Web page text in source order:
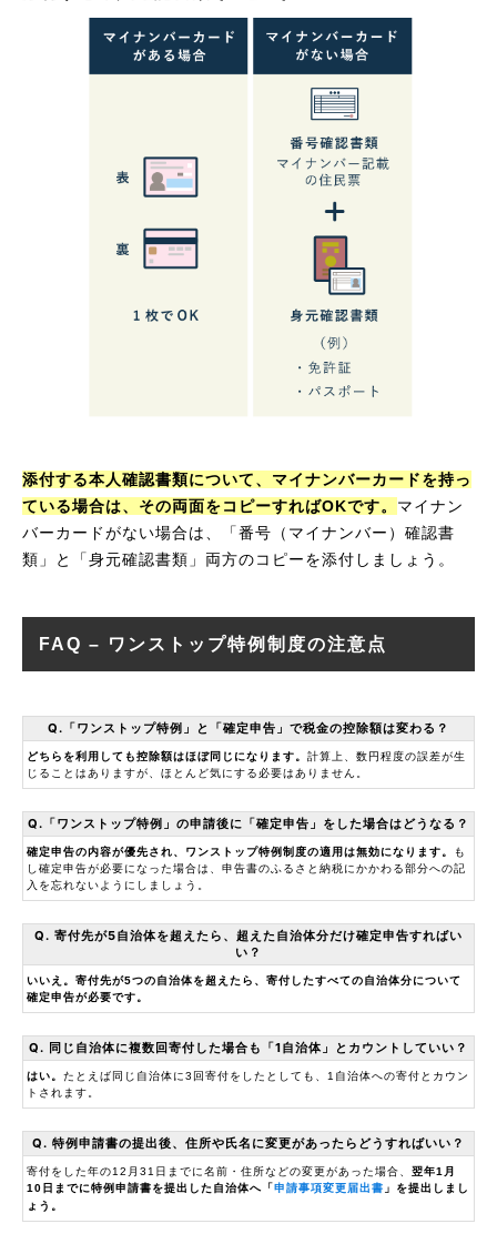
添付する本人確認書類について、マイナンバーカードを持っ
ている場合は、その両面をコピーすればOKです。 マイナン
バーカードがない場合は、「番号（マイナンバー）確認書
類」と「身元確認書類」両方のコピーを添付しましょう。
FAQ – ワンストップ特例制度の注意点
Q.「ワンストップ特例」と「確定申告」で税金の控除額は変わる？
どちらを利用しても控除額はほぼ同じになります。 計算上、数円程度の誤差が生
じることはありますが、ほとんど気にする必要はありません。
Q.「ワンストップ特例」の申請後に「確定申告」をした場合はどうなる？
確定申告の内容が優先され、ワンストップ特例制度の適用は無効になります。
も
し確定申告が必要になった場合は、申告書のふるさと納税にかかわる部分への記
入を忘れないようにしましょう。
Q. 寄付先が5自治体を超えたら、超えた自治体分だけ確定申告すればい
い？
いいえ。寄付先が5つの自治体を超えたら、寄付したすべての自治体分について
確定申告が必要です。
Q. 同じ自治体に複数回寄付した場合も「1自治体」とカウントしていい？
はい。 たとえば同じ自治体に3回寄付をしたとしても、1自治体への寄付とカウン
トされます。
Q. 特例申請書の提出後、住所や氏名に変更があったらどうすればいい？
寄付をした年の12月31日までに名前・住所などの変更があった場合、 翌年1月
10日までに特例申請書を提出した自治体へ「申請事項変更届出書 」を提出しまし
ょう。